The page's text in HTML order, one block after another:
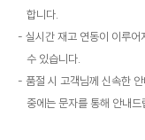
합니다.
실시간 재고 연동이 이루어
수 있습니다.
품절 시 고객님께 신속한
중에는 문자를 통해 안내드